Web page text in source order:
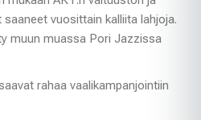
vuosittain kalliita lahjoja.
muun muassa Pori Jazzissa
rahaa vaalikampanjointiin